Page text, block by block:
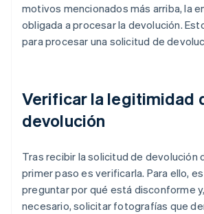
motivos mencionados más arriba, la
obligada a procesar la devolución.
para procesar una solicitud de
Verificar la legitimidad
devolución
Tras recibir la solicitud de devolución
primer paso es verificarla. Para ello,
preguntar por qué está disconforme
necesario, solicitar fotografías que